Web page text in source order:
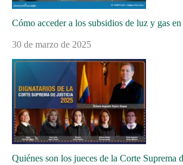
Cómo acceder a los subsidios de luz y gas
30 de marzo de 2025
Quiénes son los jueces de la Corte Suprema